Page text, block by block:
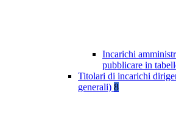
Incarichi
pubblicare in
Titolari di incarichi
generali) 8